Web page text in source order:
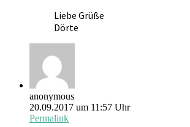
Liebe Grüße
Dörte
anonymous
20.09.2017 um 11:57 Uhr
Permalink